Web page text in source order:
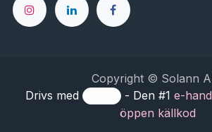
Copyright © Solann
Drivs med
- Den #1 e-
öppen källkod